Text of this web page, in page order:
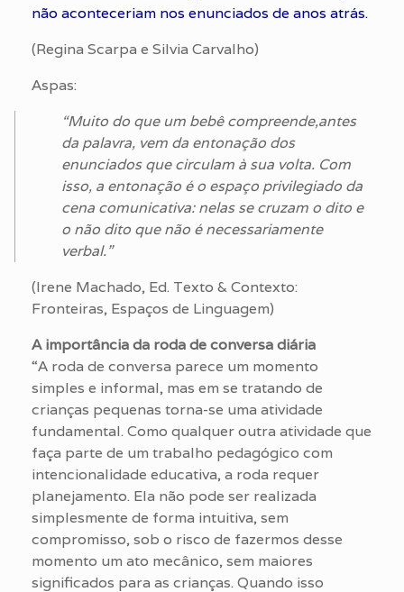
não aconteceriam nos enunciados de anos atrás.
(Regina Scarpa e Silvia Carvalho)
Aspas:
“Muito do que um bebê compreende,antes
da palavra, vem da entonação dos
enunciados que circulam à sua volta. Com
isso, a entonação é o espaço privilegiado da
cena comunicativa: nelas se cruzam o dito e
o não dito que não é necessariamente
verbal.”
(Irene Machado, Ed. Texto & Contexto:
Fronteiras, Espaços de Linguagem)
A importância da roda de conversa diária
“A roda de conversa parece um momento
simples e informal, mas em se tratando de
crianças pequenas torna-se uma atividade
fundamental. Como qualquer outra atividade que
faça parte de um trabalho pedagógico com
intencionalidade educativa, a roda requer
planejamento. Ela não pode ser realizada
simplesmente de forma intuitiva, sem
compromisso, sob o risco de fazermos desse
momento um ato mecânico, sem maiores
significados para as crianças. Quando isso